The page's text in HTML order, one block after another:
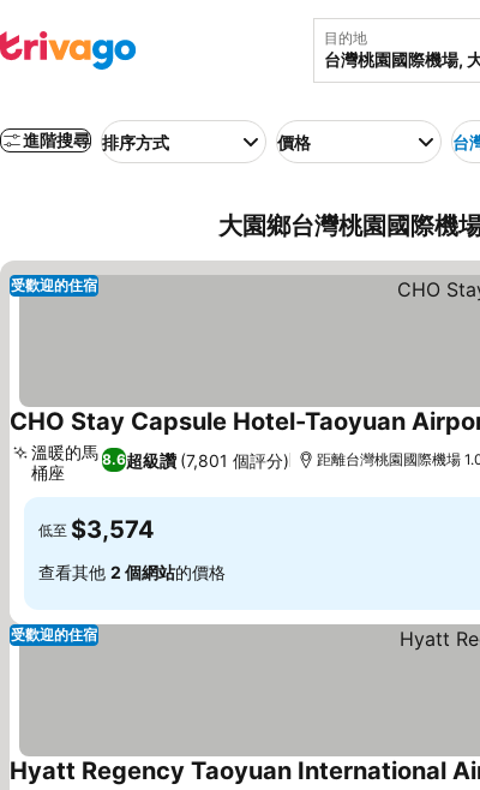
目的地
進階搜尋 排序方式 價格 台
大園鄉台灣桃園國際機
受歡迎的住宿
CHO Stay Capsule Hotel-Taoyuan
8.6超級讚 (7,801 個評分)
溫暖的馬
桶座
距離台灣桃園國際機場
低至 $3,574
查看其他 2 個網站的價格
受歡迎的住宿
Hyatt Regency Taoyuan International